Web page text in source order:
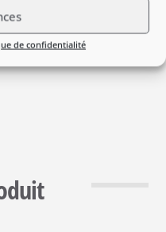
de confidentialité